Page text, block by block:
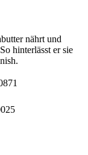
nährt und
hinterlässt er sie